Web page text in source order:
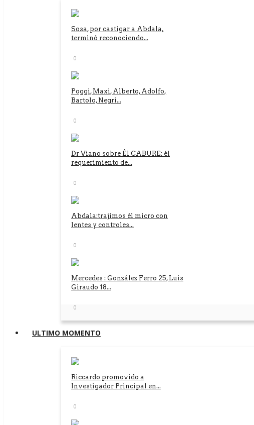
Sosa, por castigar a Abdala,
terminó reconociendo...
0
Poggi, Maxi, Alberto, Adolfo,
Bartolo, Negri...
0
Dr Viano sobre Él CABURE: él
requerimiento de...
0
Abdala:trajimos él micro con
lentes y controles...
0
Mercedes : González Ferro 25, Luis
Giraudo 18...
0
ULTIMO MOMENTO
Riccardo promovido a
Investigador Principal en...
0